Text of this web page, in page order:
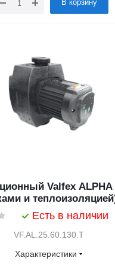
В корзину
Valfex ALPHA
и
Есть в наличии
VF.AL.25.60.130.Т
Характеристики